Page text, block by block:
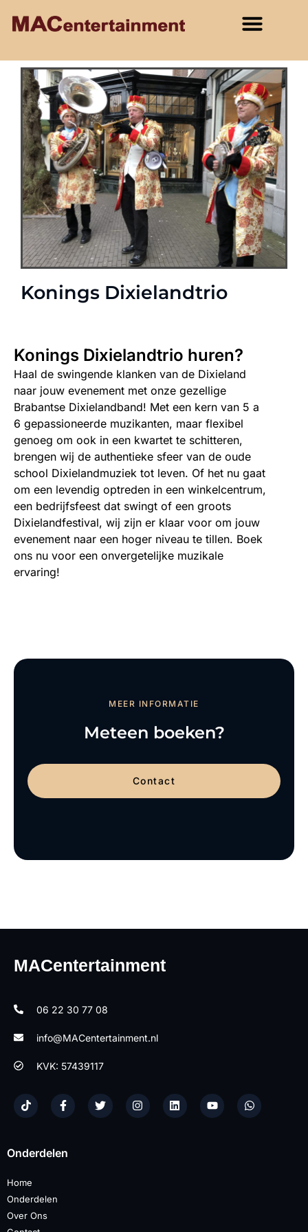
Konings Dixielandtrio​
Konings Dixielandtrio​ huren?
Haal de swingende klanken van de Dixieland
naar jouw evenement met onze gezellige
Brabantse Dixielandband! Met een kern van 5 a
6 gepassioneerde muzikanten, maar flexibel
genoeg om ook in een kwartet te schitteren,
brengen wij de authentieke sfeer van de oude
school Dixielandmuziek tot leven. Of het nu gaat
om een levendig optreden in een winkelcentrum,
een bedrijfsfeest dat swingt of een groots
Dixielandfestival, wij zijn er klaar voor om jouw
evenement naar een hoger niveau te tillen. Boek
ons nu voor een onvergetelijke muzikale
ervaring!
MEER INFORMATIE
Meteen boeken?
Contact
MACentertainment
06 22 30 77 08
info@MACentertainment.nl
KVK: 57439117
Onderdelen
Home
Onderdelen
Over Ons